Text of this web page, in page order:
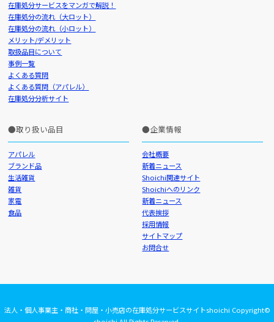
在庫処分サービスをマンガで解説！
在庫処分の流れ（大ロット）
在庫処分の流れ（小ロット）
メリット/デメリット
取扱品目について
事例一覧
よくある質問
よくある質問（アパレル）
在庫処分分析サイト
取り扱い品目
アパレル
ブランド品
生活雑貨
雑貨
家電
食品
企業情報
会社概要
新着ニュース
Shoichi関連サイト
Shoichiへのリンク
新着ニュース
代表挨拶
採用情報
サイトマップ
お問合せ
法人・個人事業主・商社・問屋・小売店の在庫処分サービスサイトshoichi Copyright©